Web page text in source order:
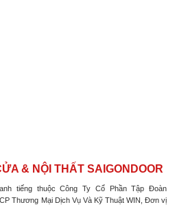
& NỘI THẤT SAIGONDOOR
tiếng thuộc Công Ty Cổ Phần Tập Đoàn
Thương Mại Dịch Vụ Và Kỹ Thuật WIN, Đơn vị